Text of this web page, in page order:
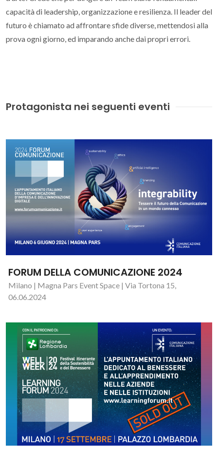
capacità di leadership, organizzazione e resilienza. Il leader del
futuro è chiamato ad affrontare sfide diverse, mettendosi alla
prova ogni giorno, ed imparando anche dai propri errori.
Protagonista nei seguenti eventi
FORUM DELLA COMUNICAZIONE 2024
Milano | Magna Pars Event Space | Via Tortona 15,
06.06.2024